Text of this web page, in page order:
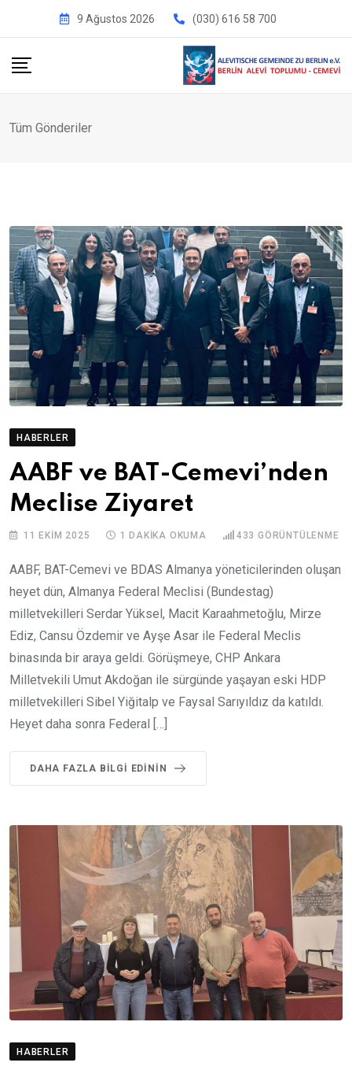
9 Ağustos 2026 (030) 616 58 700
Tüm Gönderiler
HABERLER
AABF ve BAT-Cemevi’nden
Meclise Ziyaret
11 EKIM 2025 1 DAKIKA OKUMA 433 GÖRÜNTÜLENME
AABF, BAT-Cemevi ve BDAS Almanya yöneticilerinden oluşan
heyet dün, Almanya Federal Meclisi (Bundestag)
milletvekilleri Serdar Yüksel, Macit Karaahmetoğlu, Mirze
Ediz, Cansu Özdemir ve Ayşe Asar ile Federal Meclis
binasında bir araya geldi. Görüşmeye, CHP Ankara
Milletvekili Umut Akdoğan ile sürgünde yaşayan eski HDP
milletvekilleri Sibel Yiğitalp ve Faysal Sarıyıldız da katıldı.
Heyet daha sonra Federal […]
DAHA FAZLA BILGI EDININ
HABERLER